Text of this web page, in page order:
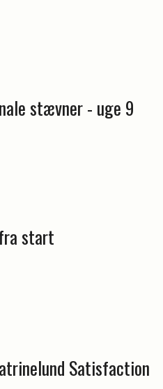
stævner - uge 9
start
Satisfaction